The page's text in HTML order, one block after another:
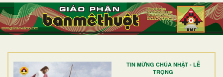
TIN MỪNG CHÚA NHẬT - LỄ
TRỌNG
TRANG NHẤT
GIỚI THIỆU
DÒNG TU